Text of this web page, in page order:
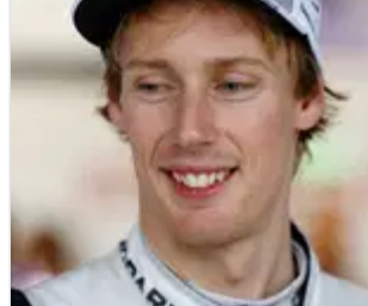
keluarnya Toro Rosso F1